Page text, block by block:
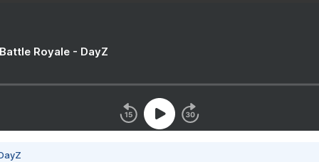
Royale - DayZ